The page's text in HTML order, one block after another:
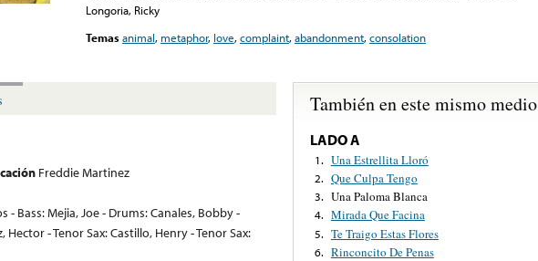
Longoria, Ricky
Temasanimal, metaphor, love,complaint,abandonment,consolation
Freddie Martinez
- Bass: Mejia, Joe - Drums: Canales, Bobby -
- Tenor Sax: Castillo, Henry - Tenor Sax:
También en este mismo medio
LADO A
1. Una Estrellita Lloró
2. Que Culpa Tengo
3. Una Paloma Blanca
4. Mirada Que Facina
5. Te Traigo Estas Flores
6. Rinconcito De Penas